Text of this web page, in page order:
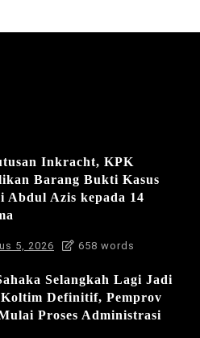
Inkracht, KPK
Barang Bukti Kasus
Abdul Azis kepada 14
5, 2026 658 words
Selangkah Lagi Jadi
Definitif, Pemprov
Proses Administrasi